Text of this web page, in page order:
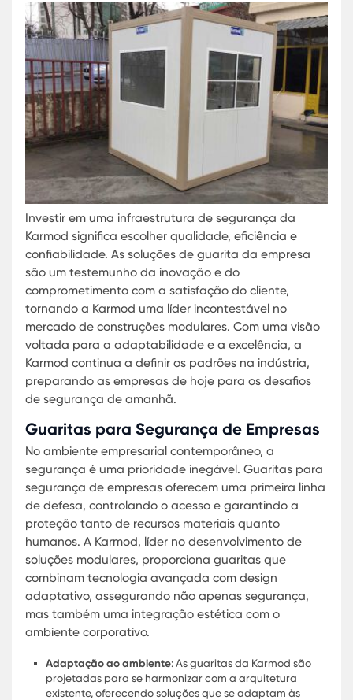
oferece soluções como fabricante de quiosques
escritórios modulares em cabine, que combinam
funcionalidade e modernidade. Estas estruturas
ideais para empresas que buscam expandir seus
espaços de trabalho ou pontos de venda de
rápida e eficaz, sem comprometer a qualidade.
escritórios modulares, por exemplo, são uma
excelente opção para projetos temporários ou
permanentes, proporcionando ambientes de
trabalho confortáveis e adaptáveis.
Para as organizações que necessitam de um
superior de proteção, a Karmod oferece cabines
segurança blindadas. Estas unidades são
com materiais de alta resistência, garantindo a
segurança contra ameaças externas e
proporcionando tranquilidade para os
e visitantes. Com uma visão clara da
segurança robusta, a Karmod continua a inovar,
propósito primário de segurança, mas também
complementam a imagem corporativa das
empresas.